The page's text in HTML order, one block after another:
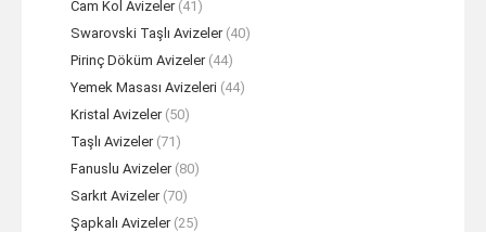
Cam Kol Avizeler (41)
Swarovski Taşlı Avizeler (40)
Pirinç Döküm Avizeler (44)
Yemek Masası Avizeleri (44)
Kristal Avizeler (50)
Taşlı Avizeler (71)
Fanuslu Avizeler (80)
Sarkıt Avizeler (70)
Şapkalı Avizeler (25)